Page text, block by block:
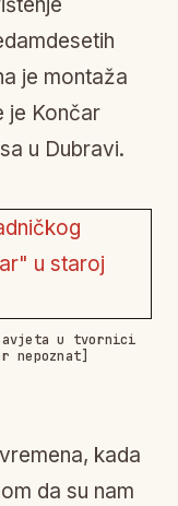
je montaža
je Končar
u Dubravi.
u tvornici
nepoznat]
kada
da su nam